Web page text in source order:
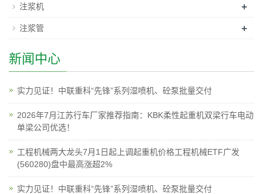
注浆机 +
注浆管 +
新闻中心
实力见证！中联重科“先锋”系列湿喷机、砼泵批量交付
2026年7月江苏行车厂家推荐指南：KBK柔性起重机双梁行车电动
单梁公司优选！
工程机械两大龙头7月1日起上调起重机价格工程机械ETF广发
(560280)盘中最高涨超2%
实力见证！中联重科“先锋”系列湿喷机、砼泵批量交付